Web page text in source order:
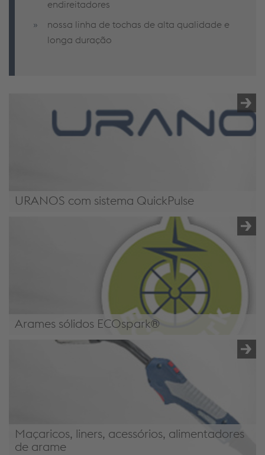
endireitadores
nossa linha de tochas de alta qualidade e
longa duração
URANOS com sistema QuickPulse
/pt-pt/solucoes/full-welding-solutions/yellow-green-
goods/#URANOSNX5000PME
Arames sólidos ECOspark®
/pt-pt/solucoes/full-welding-solutions/yellow-green-
Maçaricos, liners, acessórios, alimentadores
de arame